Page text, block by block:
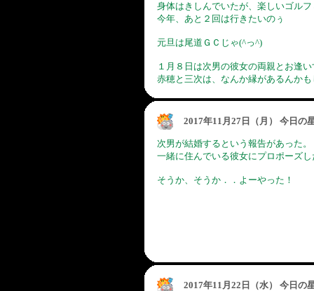
身体はきしんでいたが、楽しいゴル
今年、あと２回は行きたいのぅ
元旦は尾道ＧＣじゃ(^っ^)
１月８日は次男の彼女の両親とお逢
赤穂と三次は、なんか縁があるんか
2017年11月27日（月） 今日の
次男が結婚するという報告があった。
一緒に住んでいる彼女にプロポーズ
そうか、そうか．．よーやった！
2017年11月22日（水） 今日の